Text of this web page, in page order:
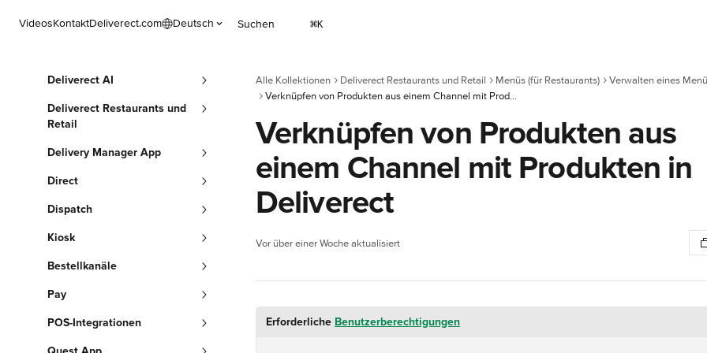
VideosKontaktDeliverect.com Deutsch Suchen ⌘K
Deliverect AI
Deliverect Restaurants und
Retail
Delivery Manager App
Direct
Dispatch
Kiosk
Bestellkanäle
Pay
POS-Integrationen
Alle Kollektionen Deliverect Restaurants und Retail Menüs (für Restaurants)
Verwalten eines
Verknüpfen von Produkten aus einem Channel mit Produkten in Deliverect
Verknüpfen von Produkten aus
einem Channel mit Produkten in
Deliverect
Vor über einer Woche aktualisiert
Erforderliche Benutzerberechtigungen